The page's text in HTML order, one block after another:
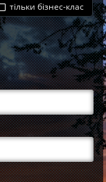
тільки бізнес-клас